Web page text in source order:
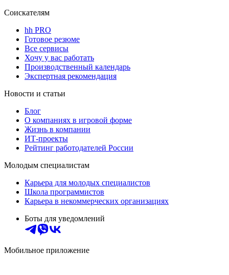
Соискателям
hh PRO
Готовое резюме
Все сервисы
Хочу у вас работать
Производственный календарь
Экспертная рекомендация
Новости и статьи
Блог
О компаниях в игровой форме
Жизнь в компании
ИТ-проекты
Рейтинг работодателей России
Молодым специалистам
Карьера для молодых специалистов
Школа программистов
Карьера в некоммерческих организациях
Боты для уведомлений
Мобильное приложение